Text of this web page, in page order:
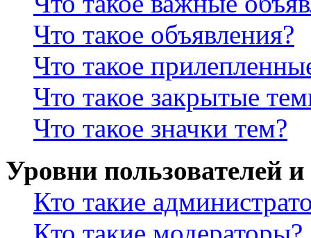
Что такое объявления?
Что такое
Что такое закрытые
Что такое значки тем?
Уровни пользователей
Кто такие